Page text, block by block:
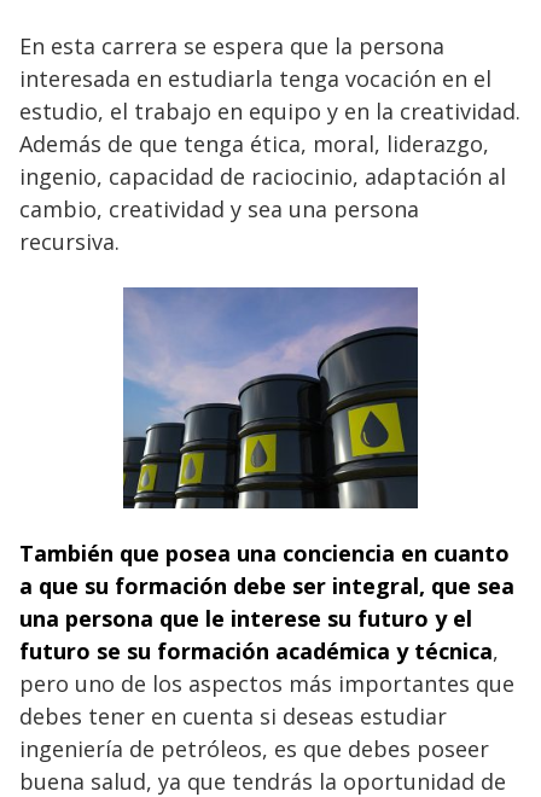
En esta carrera se espera que la persona
interesada en estudiarla tenga vocación en el
estudio, el trabajo en equipo y en la creatividad.
Además de que tenga ética, moral, liderazgo,
ingenio, capacidad de raciocinio, adaptación al
cambio, creatividad y sea una persona
recursiva.
También que posea una conciencia en cuanto
a que su formación debe ser integral, que sea
una persona que le interese su futuro y el
futuro se su formación académica y técnica,
pero uno de los aspectos más importantes que
debes tener en cuenta si deseas estudiar
ingeniería de petróleos, es que debes poseer
buena salud, ya que tendrás la oportunidad de